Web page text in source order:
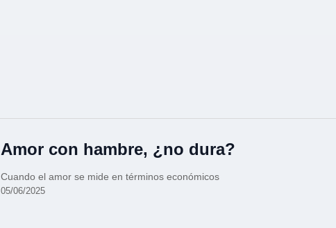
Amor con hambre, ¿no dura?
Cuando el amor se mide en términos económicos
05/06/2025